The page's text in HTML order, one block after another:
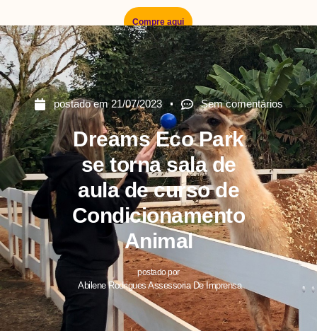
Compre aqui
postado em 21/07/2023 Sem comentários
Dreams Eco Park
se torna sala de
aula de curso de
Condicionamento
Animal
postado por
Abilene Rodrigues Assessoria De Imprensa